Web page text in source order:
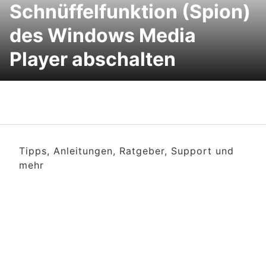
Schnüffelfunktion (Spion)
des Windows Media
Player abschalten
Tipps, Anleitungen, Ratgeber, Support und
mehr